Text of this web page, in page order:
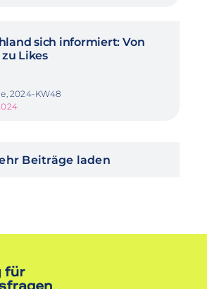
sich informiert: Von
Likes
2024-KW48
Beiträge laden